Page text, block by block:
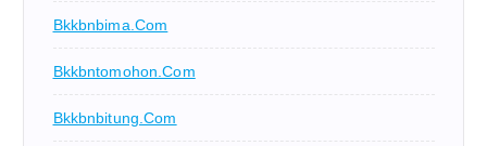
Bkkbnbima.com
Bkkbntomohon.com
Bkkbnbitung.com